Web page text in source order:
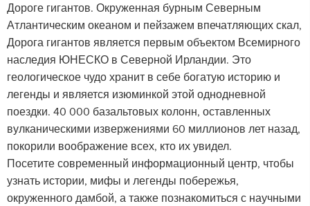
Дороге гигантов. Окруженная бурным Северным
Атлантическим океаном и пейзажем впечатляющих скал,
Дорога гигантов является первым объектом Всемирного
наследия ЮНЕСКО в Северной Ирландии. Это
геологическое чудо хранит в себе богатую историю и
легенды и является изюминкой этой однодневной
поездки. 40 000 базальтовых колонн, оставленных
вулканическими извержениями 60 миллионов лет назад,
покорили воображение всех, кто их увидел.
Посетите современный информационный центр, чтобы
узнать истории, мифы и легенды побережья,
окруженного дамбой, а также познакомиться с научными